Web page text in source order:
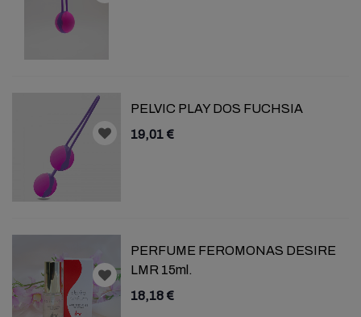
PELVIC PLAY DOS FUCHSIA
19,01 €
PERFUME FEROMONAS DESIRE
LMR 15ml.
18,18 €